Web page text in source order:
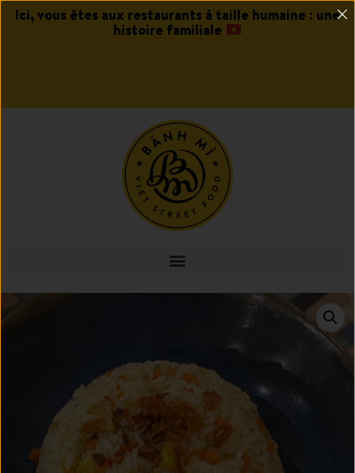
Ici, vous êtes aux restaurants à taille humaine : une
histoire familiale